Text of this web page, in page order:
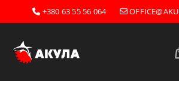
Перейти
к
+380 63 55 56 064